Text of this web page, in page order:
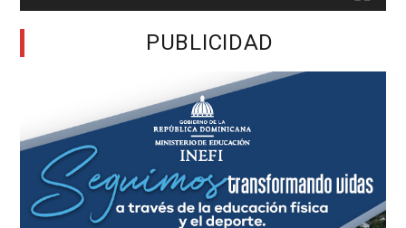
PUBLICIDAD